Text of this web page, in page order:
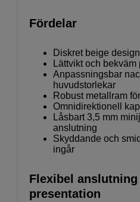
Fördelar
Diskret beige design
Lättvikt och bekväm
Anpassningsbar
huvudstorlekar
Robust metallram
Omnidirektionell
Låsbart 3,5 mm
anslutning
Skyddande och
ingår
Flexibel
presentation